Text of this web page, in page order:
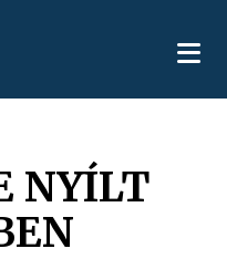
NYÍLT